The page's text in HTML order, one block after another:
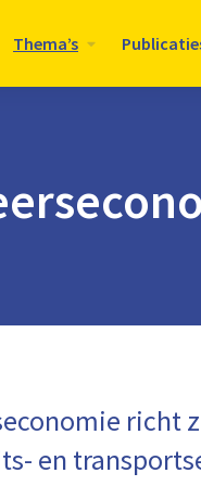
Thema’s
richt
en